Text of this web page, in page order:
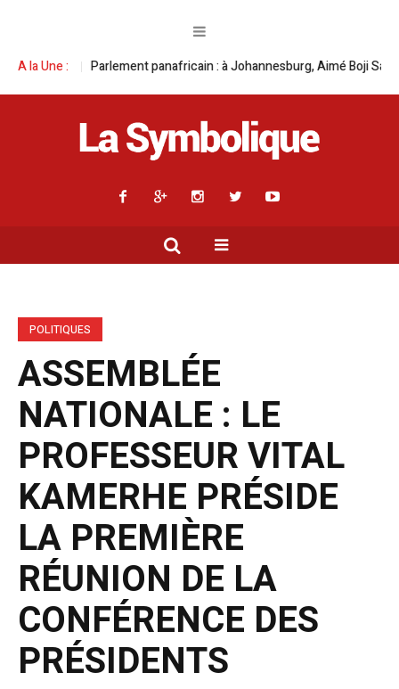
A la Une :
Parlement panafricain : à Johannesburg, Aimé Boji Sangara multiplie
POLITIQUES
ASSEMBLÉE
NATIONALE : LE
PROFESSEUR VITAL
KAMERHE PRÉSIDE
LA PREMIÈRE
RÉUNION DE LA
CONFÉRENCE DES
PRÉSIDENTS